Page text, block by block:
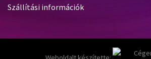
Szállítási információk
Weboldalt készítette: